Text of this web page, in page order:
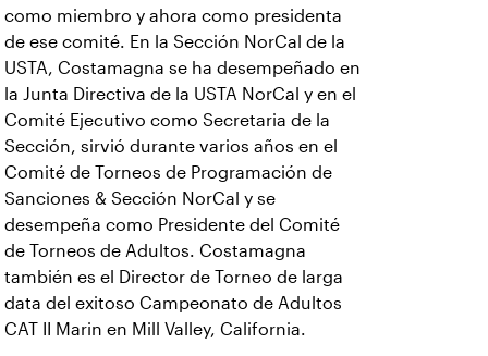
como miembro y ahora como presidenta
de ese comité. En la Sección NorCal de la
USTA, Costamagna se ha desempeñado en
la Junta Directiva de la USTA NorCal y en el
Comité Ejecutivo como Secretaria de la
Sección, sirvió durante varios años en el
Comité de Torneos de Programación de
Sanciones & Sección NorCal y se
desempeña como Presidente del Comité
de Torneos de Adultos. Costamagna
también es el Director de Torneo de larga
data del exitoso Campeonato de Adultos
CAT II Marin en Mill Valley, California.